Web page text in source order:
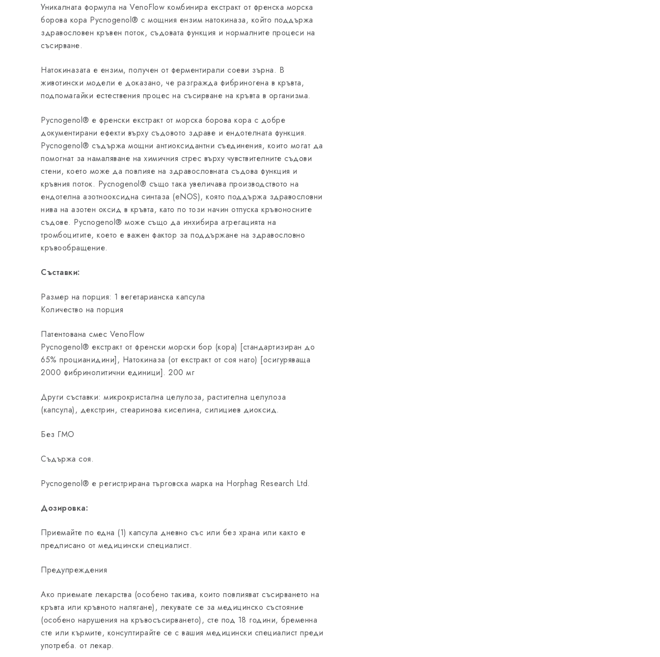
Уникалната формула на VenoFlow комбинира екстракт от френска морска
борова кора Pycnogenol® с мощния ензим натокиназа, който поддържа
здравословен кръвен поток, съдовата функция и нормалните процеси на
съсирване.
Натокиназата е ензим, получен от ферментирали соеви зърна. В
животински модели е доказано, че разгражда фибриногена в кръвта,
подпомагайки естествения процес на съсирване на кръвта в организма.
Pycnogenol® е френски екстракт от морска борова кора с добре
документирани ефекти върху съдовото здраве и ендотелната функция.
Pycnogenol® съдържа мощни антиоксидантни съединения, които могат да
помогнат за намаляване на химичния стрес върху чувствителните съдови
стени, което може да повлияе на здравословната съдова функция и
кръвния поток. Pycnogenol® също така увеличава производството на
ендотелна азотнооксидна синтаза (eNOS), която поддържа здравословни
нива на азотен оксид в кръвта, като по този начин отпуска кръвоносните
съдове. Pycnogenol® може също да инхибира агрегацията на
тромбоцитите, което е важен фактор за поддържане на здравословно
кръвообращение.
Съставки:
Размер на порция: 1 вегетарианска капсула
Количество на порция
Патентована смес VenoFlow
Pycnogenol® екстракт от френски морски бор (кора) [стандартизиран до
65% процианидини], Натокиназа (от екстракт от соя нато) [осигуряваща
2000 фибринолитични единици]. 200 мг
Други съставки: микрокристална целулоза, растителна целулоза
(капсула), декстрин, стеаринова киселина, силициев диоксид.
Без ГМО
Съдържа соя.
Pycnogenol® е регистрирана търговска марка на Horphag Research Ltd.
Дозировка:
Приемайте по една (1) капсула дневно със или без храна или както е
предписано от медицински специалист.
Предупреждения
Ако приемате лекарства (особено такива, които повлияват съсирването на
кръвта или кръвното налягане), лекувате се за медицинско състояние
(особено нарушения на кръвосъсирването), сте под 18 години, бременна
сте или кърмите, консултирайте се с вашия медицински специалист преди
употреба. от лекар.